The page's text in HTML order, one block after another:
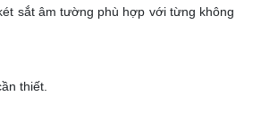
sắt âm tường phù hợp với từng không
thiết.